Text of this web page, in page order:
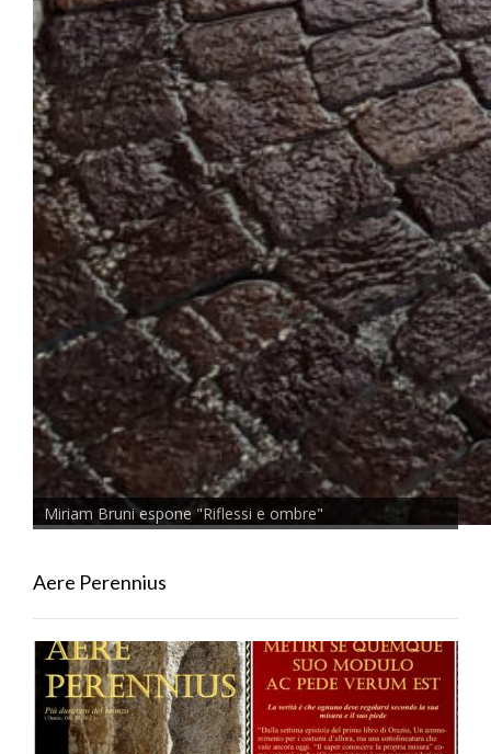
Miriam Bruni espone "Riflessi e ombre"
Aere Perennius